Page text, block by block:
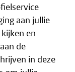
aan jullie
en
de
in deze